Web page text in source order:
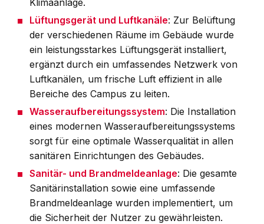
Klimaanlage.
Lüftungsgerät und Luftkanäle: Zur Belüftung
der verschiedenen Räume im Gebäude wurde
ein leistungsstarkes Lüftungsgerät installiert,
ergänzt durch ein umfassendes Netzwerk von
Luftkanälen, um frische Luft effizient in alle
Bereiche des Campus zu leiten.
Wasseraufbereitungssystem: Die Installation
eines modernen Wasseraufbereitungssystems
sorgt für eine optimale Wasserqualität in allen
sanitären Einrichtungen des Gebäudes.
Sanitär- und Brandmeldeanlage: Die gesamte
Sanitärinstallation sowie eine umfassende
Brandmeldeanlage wurden implementiert, um
die Sicherheit der Nutzer zu gewährleisten.